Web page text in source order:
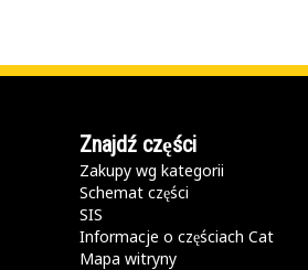
Znajdź części
Zakupy wg kategorii
Schemat części
SIS
Informacje o częściach Cat
Mapa witryny